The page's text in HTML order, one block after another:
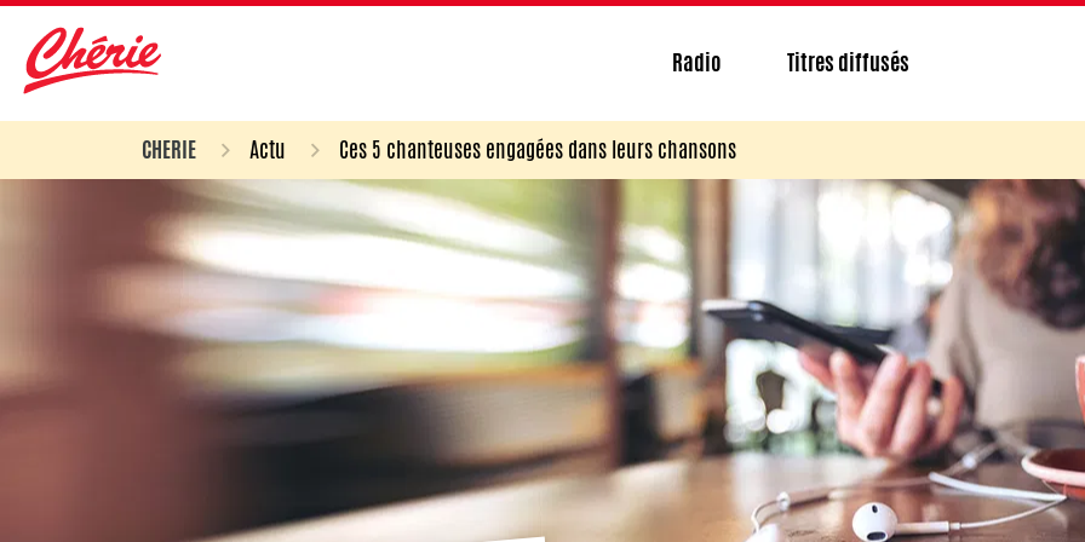
Radio Titres diffusés
CHERIE Actu Ces 5 chanteuses engagées dans leurs chansons